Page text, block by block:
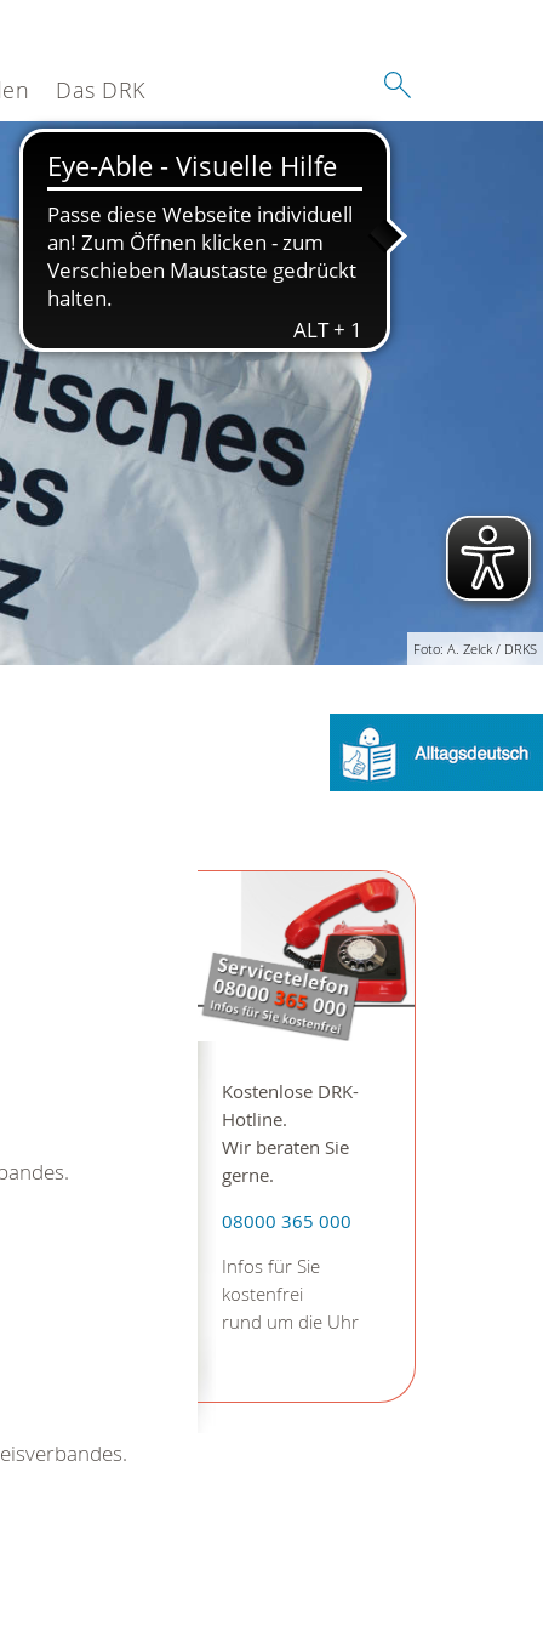
Das DRK
Foto: A. Zelck / DRKS
Kostenlose DRK-
Hotline.
Wir beraten Sie
gerne.
08000 365 000
Infos für Sie
kostenfrei
rund um die Uhr